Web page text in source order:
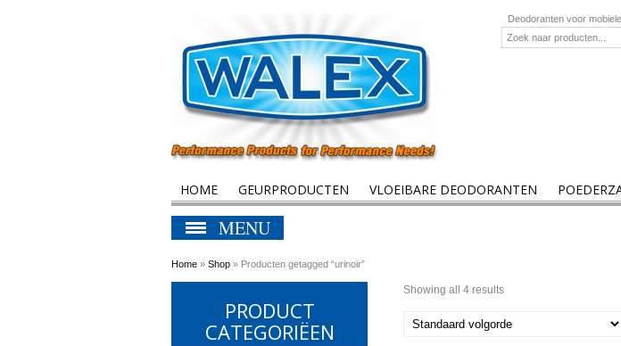
Deodoranten voor
HOME GEURPRODUCTEN VLOEIBARE DEODORANTEN
MENU
Home » Shop » Producten getagged “urinoir”
Showing all 4 results
PRODUCT
CATEGORIËEN